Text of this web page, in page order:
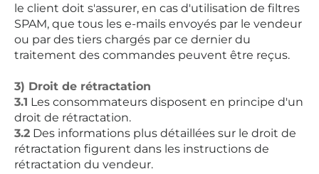
le client doit s'assurer, en cas d'utilisation de filtres
SPAM, que tous les e-mails envoyés par le vendeur
ou par des tiers chargés par ce dernier du
traitement des commandes peuvent être reçus.
3) Droit de rétractation
3.1 Les consommateurs disposent en principe d'un
droit de rétractation.
3.2 Des informations plus détaillées sur le droit de
rétractation figurent dans les instructions de
rétractation du vendeur.